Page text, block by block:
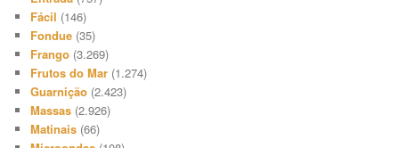
Fácil (146)
Fondue (35)
Frango (3.269)
Frutos do Mar (1.274)
Guarnição (2.423)
Massas (2.926)
Matinais (66)